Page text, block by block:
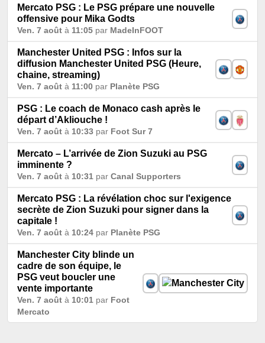
Mercato PSG : Le PSG prépare une nouvelle
offensive pour Mika Godts
Ven. 7 août à 11:05 par MadeInFOOT
Manchester United PSG : Infos sur la
diffusion Manchester United PSG (Heure,
chaine, streaming)
Ven. 7 août à 11:00 par Planète PSG
PSG : Le coach de Monaco cash après le
départ d’Akliouche !
Ven. 7 août à 10:33 par Foot Sur 7
Mercato – L’arrivée de Zion Suzuki au PSG
imminente ?
Ven. 7 août à 10:31 par Canal Supporters
Mercato PSG : La révélation choc sur l'exigence
secrète de Zion Suzuki pour signer dans la
capitale !
Ven. 7 août à 10:24 par Planète PSG
Manchester City blinde un
cadre de son équipe, le
PSG veut boucler une
vente importante
Ven. 7 août à 10:01 par Foot
Mercato